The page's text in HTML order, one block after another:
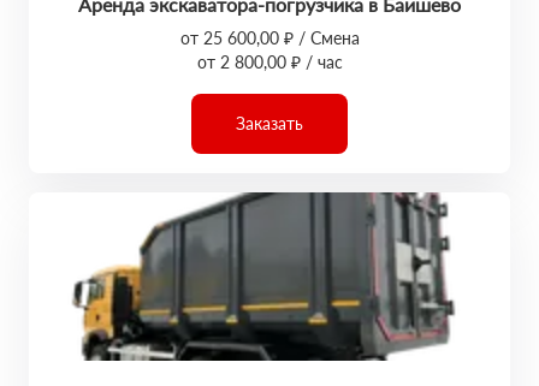
от 25 600,00 ₽ / Смена
от 2 800,00 ₽ / час
Заказать